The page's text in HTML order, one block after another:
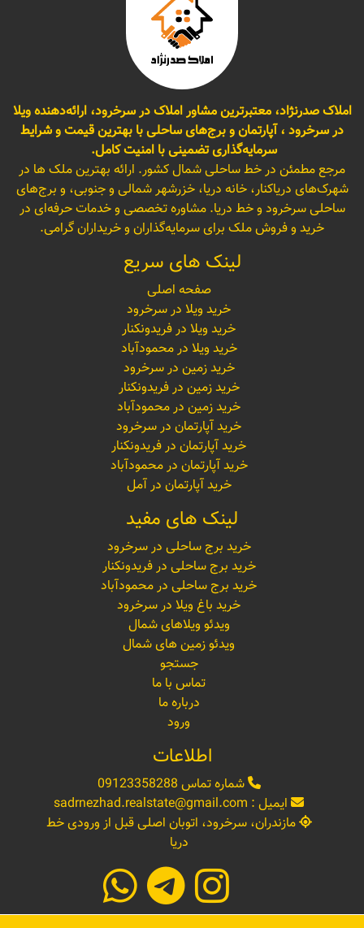
املاک صدرنژاد، معتبرترین مشاور املاک در سرخرود، ارائه‌دهنده ویلا
در سرخرود ، آپارتمان و برج‌های ساحلی با بهترین قیمت و شرایط
سرمایه‌گذاری تضمینی با امنیت کامل.
مرجع مطمئن در خط ساحلی شمال کشور. ارائه بهترین ملک ها در
شهرک‌های دریاکنار، خانه دریا، خزرشهر شمالی و جنوبی، و برج‌های
ساحلی سرخرود و خط دریا. مشاوره تخصصی و خدمات حرفه‌ای در
خرید و فروش ملک برای سرمایه‌گذاران و خریداران گرامی.
لینک های سریع
صفحه اصلی
خرید ویلا در سرخرود
خرید ویلا در فریدونکنار
خرید ویلا در محمودآباد
خرید زمین در سرخرود
خرید زمین در فریدونکنار
خرید زمین در محمودآباد
خرید آپارتمان در سرخرود
خرید آپارتمان در فریدونکنار
خرید آپارتمان در محمودآباد
خرید آپارتمان در آمل
لینک های مفید
خرید برج ساحلی در سرخرود
خرید برج ساحلی در فریدونکنار
خرید برج ساحلی در محمودآباد
خرید باغ ویلا در سرخرود
ویدئو ویلاهای شمال
ویدئو زمین های شمال
جستجو
تماس با ما
درباره ما
ورود
اطلاعات
شماره تماس 09123358288
ایمیل : sadrnezhad.realstate@gmail.com
مازندران، سرخرود، اتوبان اصلی قبل از ورودی خط
دریا